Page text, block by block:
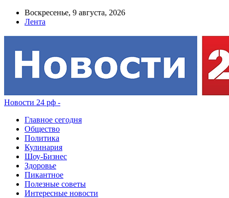
Воскресенье, 9 августа, 2026
Лента
Новости 24 рф -
Главное сегодня
Общество
Политика
Кулинария
Шоу-Бизнес
Здоровье
Пикантное
Полезные советы
Интересные новости